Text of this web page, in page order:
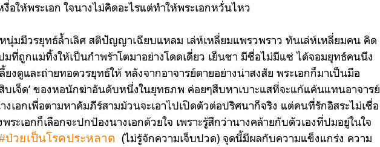
อให้พระเอก ใจนางไม่คิดอะไรแต่ทำให้พระเอกหวั่นไหว
หนุ่มมีวรยุทธ์ล้ำเลิศ สติปัญญาเฉียบแหลม เล่ห์เหลี่ยมแพรวพราว ทันเล่ห์เหลี่ยมคน คิด
ที่ถูกแม่ทิ้งให้เป็นกำพร้าโตมาอย่างโดดเดี่ยว เย็นชา มีชื่อไม่มีแซ่ ได้จอมยุทธ์คนนึง
ยงดูและถ่ายทอดวรยุทธ์ให้ หลังจากอาจารย์ตายอย่างน่าสงสัย พระเอกก็มาเป็นมือ
บเจ็ด‘ ของหอนักฆ่าอันดับหนึ่งในยุทธภพ ค่อยๆสืบหาเบาะแสที่จะแก้แค้นแทนอาจารย์
งเอกเพื่อตามหาคัมภีร์สามม้วนจะเอาไปเปิดตัวต่อปริศนาก็จริง แต่คนที่รักอิสระไม่เชื่อ
พระเอกก็เลือกจะปกป้องนางเอกด้วยใจ เพราะรู้สึกว่านางคล้ายกับตัวเองที่ปมอยู่ในใจ
ป่วยเป็นโรคประหลาด (ไม่รู้จักความเจ็บปวด) จุดนี้มีผลกับความแข็งแกร่ง ความ